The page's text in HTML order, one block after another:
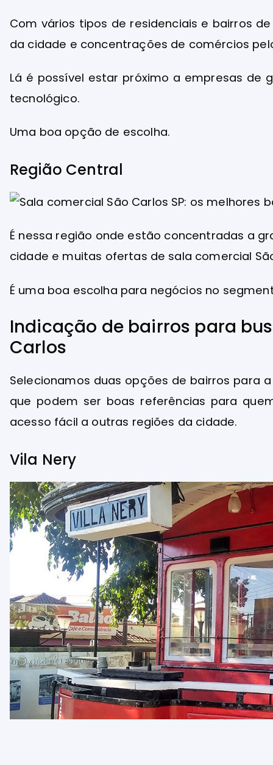
Com vários tipos de residenciais e bairros
da cidade e concentrações de comércios
Lá é possível estar próximo a empresas de
tecnológico.
Uma boa opção de escolha.
Região Central
É nessa região onde estão concentradas a
cidade e muitas ofertas de sala comercial
É uma boa escolha para negócios no
Indicação de bairros para
Carlos
Selecionamos duas opções de bairros para
que podem ser boas referências para
acesso fácil a outras regiões da cidade.
Vila Nery